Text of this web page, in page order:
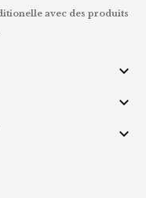
avec des produits


